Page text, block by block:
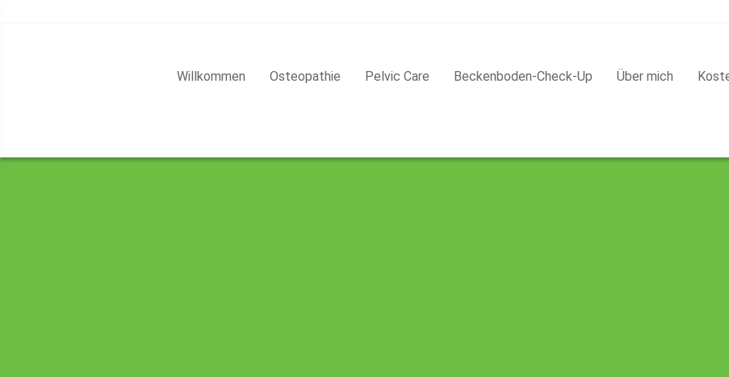
Willkommen Osteopathie Pelvic Care Beckenboden-Check-Up Über mich